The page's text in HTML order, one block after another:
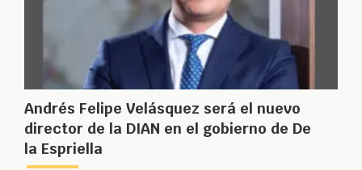
Andrés Felipe Velásquez será el nuevo
director de la DIAN en el gobierno de De
la Espriella